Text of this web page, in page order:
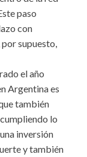
paso
con
supuesto,
el año
Argentina es
también
lo
inversión
y también